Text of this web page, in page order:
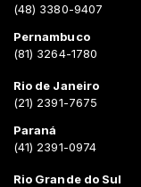
(48) 3380-9407
Pernambuco
(81) 3264-1780
Rio de Janeiro
(21) 2391-7675
Paraná
(41) 2391-0974
Rio Grande do Sul